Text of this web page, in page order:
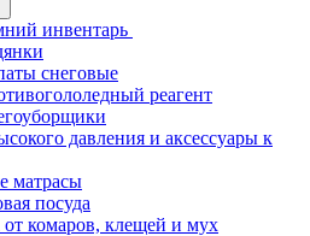
инвентарь
снеговые
реагент
давления и аксессуары к
матрасы
посуда
от комаров, клещей и мух